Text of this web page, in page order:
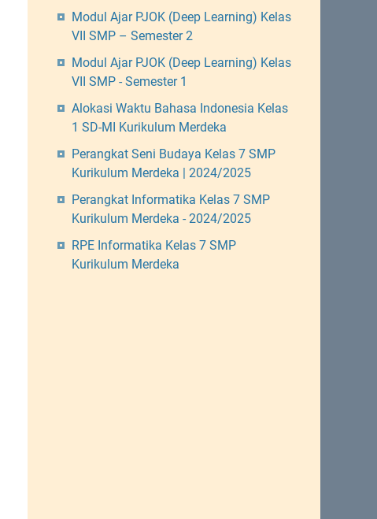
Modul Ajar PJOK (Deep Learning) Kelas
VII SMP – Semester 2
Modul Ajar PJOK (Deep Learning) Kelas
VII SMP - Semester 1
Alokasi Waktu Bahasa Indonesia Kelas
1 SD-MI Kurikulum Merdeka
Perangkat Seni Budaya Kelas 7 SMP
Kurikulum Merdeka | 2024/2025
Perangkat Informatika Kelas 7 SMP
Kurikulum Merdeka - 2024/2025
RPE Informatika Kelas 7 SMP
Kurikulum Merdeka